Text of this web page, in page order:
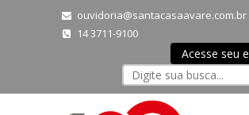
ouvidoria@santacasaavare.com.br
14 3711-9100
Acesse seu